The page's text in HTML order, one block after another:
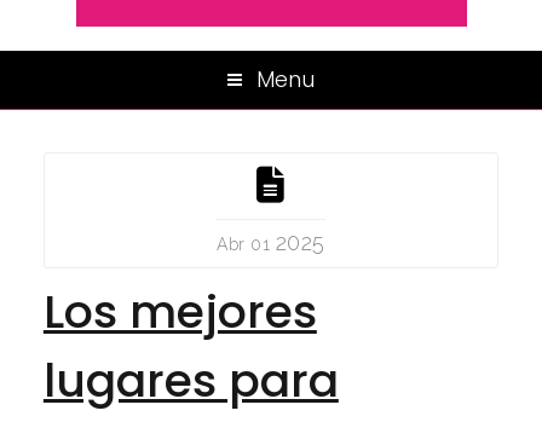
Menu
Abr 01 2025
Los mejores
lugares para